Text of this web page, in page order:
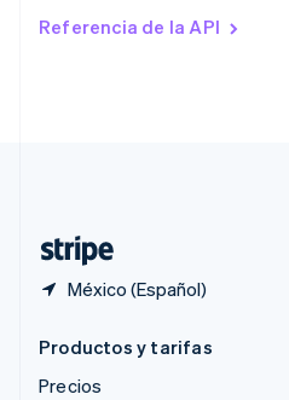
Referencia de la API
México (Español)
English
Productos y tarifas
Precios